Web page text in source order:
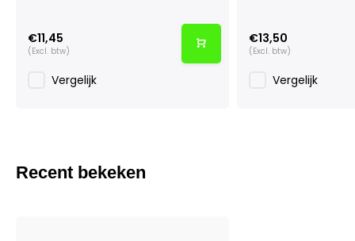
€11,45
(Excl. btw)
Vergelijk
€13,50
(Excl. btw)
Vergelijk
Recent bekeken